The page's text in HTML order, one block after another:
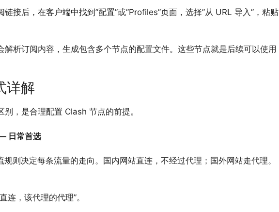
接后，在客户端中找到”配置”或”Profiles”页面，选择”从 URL 导入”，粘贴
解析订阅内容，生成包含多个节点的配置文件。这些节点就是后续可以使用
详解
，是合理配置 Clash 节点的前提。
日常首选
则决定每条流量的走向。国内网站直连，不经过代理；国外网站走代理。
连，该代理的代理”。